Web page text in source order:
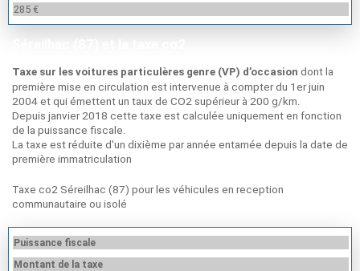
285 €
Taxe sur les voitures particulères genre (VP) d’occasion dont la
première mise en circulation est intervenue à compter du 1er juin
2004 et qui émettent un taux de CO2 supérieur à 200 g/km.
Depuis janvier 2018 cette taxe est calculée uniquement en fonction
de la puissance fiscale.
La taxe est réduite d'un dixième par année entamée depuis la date de
première immatriculation
Taxe co2 Séreilhac (87) pour les véhicules en reception
communautaire ou isolé
Puissance fiscale
Montant de la taxe